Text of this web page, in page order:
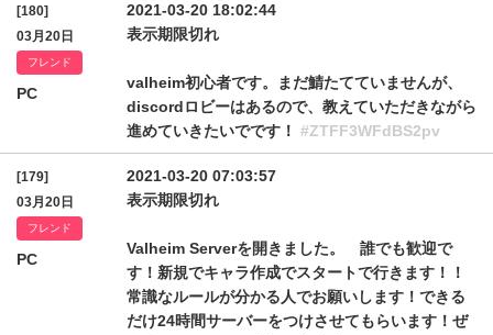
[180]
03月20日
フレンド
PC
2021-03-20 18:02:44
表示期限切れ
valheim初心者です。まだ鯖たてていませんが、
discordロビーはあるので、教えていただきながら
進めていきたいでです！ #ZTFF3WFdBS2pv
[179]
03月20日
フレンド
PC
2021-03-20 07:03:57
表示期限切れ
Valheim Serverを開きました。 誰でも歓迎で
す！新規でキャラ作成でスタートで行きます！！
常識なルールが分かる人でお願いします！できる
だけ24時間サーバーをつけさせてもらいます！ぜ